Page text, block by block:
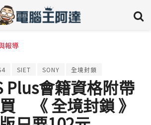
報導
SIET SONY 全境封鎖
Plus會籍資格附帶
《 全境封鎖 》